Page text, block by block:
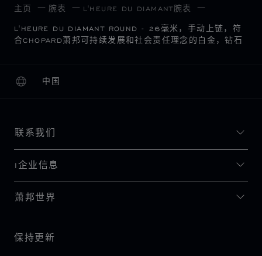
主页 腕表 L'HEURE DU DIAMANT腕表
L'HEURE DU DIAMANT ROUND - 26毫米，手动上链，符
合CHOPARD萧邦可持续发展和社会责任理念的白金，钻石
中国
本地化（更改国家/地区）
更改国家/地区
联系我们
I企业信息
萧邦世界
保持更新